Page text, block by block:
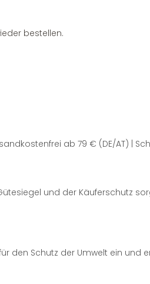
bestellen.
ab 79 € (DE/AT) |
und der Käuferschutz
den Schutz der Umwelt ein und